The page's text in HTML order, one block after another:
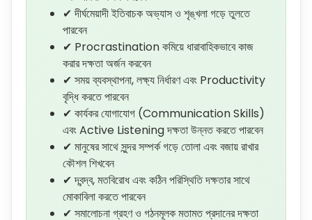
✔ দীর্ঘমেয়াদী ইতিবাচক অভ্যাস ও শৃঙ্খলা গড়ে তুলতে
পারবেন
✔ Procrastination কমিয়ে ধারাবাহিকভাবে কাজ
করার দক্ষতা অর্জন করবেন
✔ সময় ব্যবস্থাপনা, লক্ষ্য নির্ধারণ এবং Productivity
বৃদ্ধি করতে পারবেন
✔ কার্যকর যোগাযোগ (Communication Skills)
এবং Active Listening দক্ষতা উন্নত করতে পারবেন
✔ মানুষের সাথে সুন্দর সম্পর্ক গড়ে তোলা এবং বজায় রাখার
কৌশল শিখবেন
✔ দ্বন্দ্ব, মতবিরোধ এবং কঠিন পরিস্থিতি দক্ষতার সাথে
মোকাবিলা করতে পারবেন
✔ সমালোচনা গ্রহণ ও গঠনমূলক মতামত প্রদানের দক্ষতা